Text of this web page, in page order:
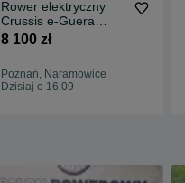
Rower elektryczny
Crussis e-Guera
7.10-(522 Wh) (19)
8 100 zł
Poznań, Naramowice
Dzisiaj o 16:09